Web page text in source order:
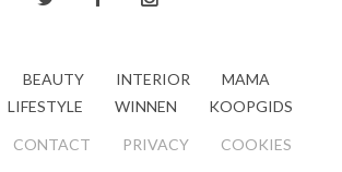
BEAUTY INTERIOR
MAMA
LIFESTYLE WINNEN KOOPGIDS
CONTACT PRIVACY COOKIES